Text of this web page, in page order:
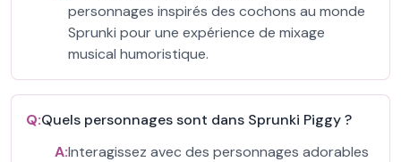
personnages inspirés des cochons au monde
Sprunki pour une expérience de mixage
musical humoristique.
Q:Quels personnages sont dans Sprunki Piggy ?
A:Interagissez avec des personnages adorables